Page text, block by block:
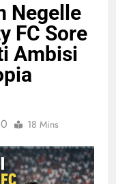
Negelle
FC Sore
Ambisi
0 18 Mins